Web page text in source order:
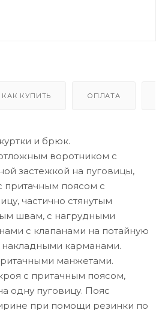
КАК КУПИТЬ ОПЛАТА
и брюк.
воротником с
застежкой на пуговицы,
притачным поясом с
частично стянутым
швам, с нагрудными
с клапанами на потайную
карманами.
манжетами.
с притачным поясом,
одну пуговицу. Пояс
при помощи резинки по